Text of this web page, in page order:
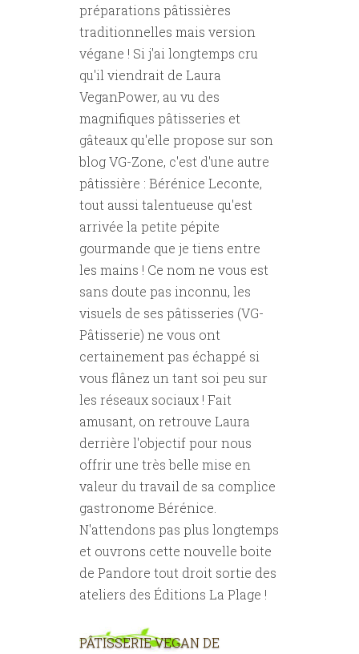
préparations pâtissières
traditionnelles mais version
végane ! Si j'ai longtemps cru
qu'il viendrait de Laura
VeganPower, au vu des
magnifiques pâtisseries et
gâteaux qu'elle propose sur son
blog VG-Zone, c'est d'une autre
pâtissière : Bérénice Leconte,
tout aussi talentueuse qu'est
arrivée la petite pépite
gourmande que je tiens entre
les mains ! Ce nom ne vous est
sans doute pas inconnu, les
visuels de ses pâtisseries (VG-
Pâtisserie) ne vous ont
certainement pas échappé si
vous flânez un tant soi peu sur
les réseaux sociaux ! Fait
amusant, on retrouve Laura
derrière l'objectif pour nous
offrir une très belle mise en
valeur du travail de sa complice
gastronome Bérénice.
N'attendons pas plus longtemps
et ouvrons cette nouvelle boite
de Pandore tout droit sortie des
ateliers des Éditions La Plage !
PÂTISSERIE VEGAN DE